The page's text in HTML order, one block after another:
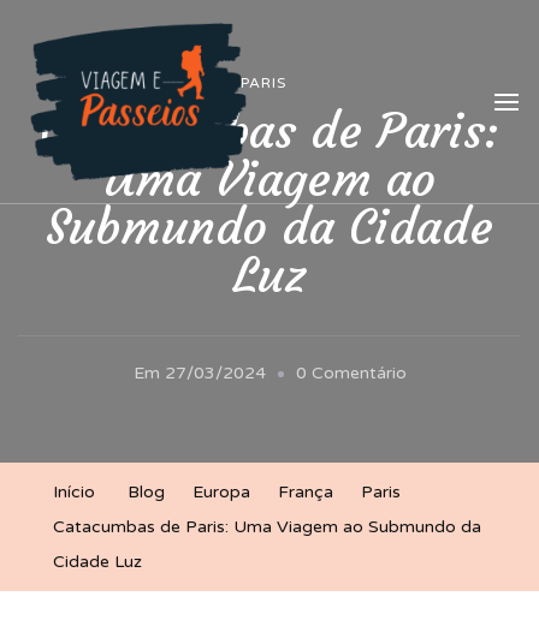
Viagem e Passeios
Lá vem aventura!
PARIS
Catacumbas de Paris:
Uma Viagem ao
Submundo da Cidade
Luz
Em 27/03/2024 0 ComentárioEm
Início Blog Europa França
Paris
Catacumbas de Paris: Uma Viagem ao Submundo da
Cidade Luz